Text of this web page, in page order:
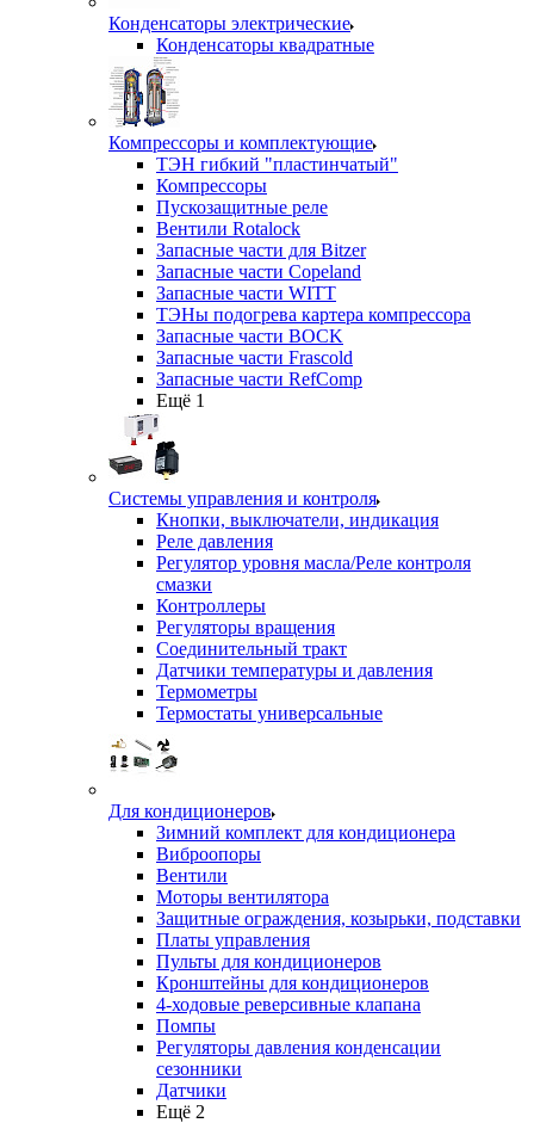
Конденсаторы электрические
Конденсаторы квадратные
Компрессоры и комплектующие
ТЭН гибкий "пластинчатый"
Компрессоры
Пускозащитные реле
Вентили Rotalock
Запасные части для Bitzer
Запасные части Copeland
Запасные части WITT
ТЭНы подогрева картера компрессора
Запасные части BOCK
Запасные части Frascold
Запасные части RefComp
Ещё 1
Системы управления и контроля
Кнопки, выключатели, индикация
Реле давления
Регулятор уровня масла/Реле контроля
смазки
Контроллеры
Регуляторы вращения
Соединительный тракт
Датчики температуры и давления
Термометры
Термостаты универсальные
Для кондиционеров
Зимний комплект для кондиционера
Виброопоры
Вентили
Моторы вентилятора
Защитные ограждения, козырьки, подставки
Платы управления
Пульты для кондиционеров
Кронштейны для кондиционеров
4-ходовые реверсивные клапана
Помпы
Регуляторы давления конденсации
сезонники
Датчики
Ещё 2